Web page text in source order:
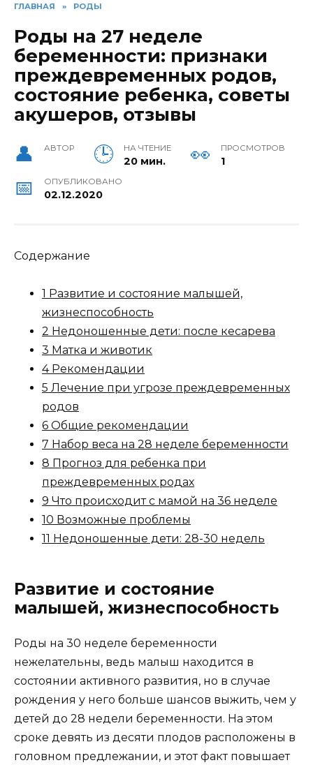
ГЛАВНАЯ » РОДЫ
Роды на 27 неделе
беременности: признаки
преждевременных родов,
состояние ребенка, советы
акушеров, отзывы
АВТОР НА ЧТЕНИЕ
20 мин.
ПРОСМОТРОВ
1
ОПУБЛИКОВАНО
02.12.2020
Содержание
1 Развитие и состояние малышей,
жизнеспособность
2 Недоношенные дети: после кесарева
3 Матка и животик
4 Рекомендации
5 Лечение при угрозе преждевременных
родов
6 Общие рекомендации
7 Набор веса на 28 неделе беременности
8 Прогноз для ребенка при
преждевременных родах
9 Что происходит с мамой на 36 неделе
10 Возможные проблемы
11 Недоношенные дети: 28-30 недель
Развитие и состояние
малышей, жизнеспособность
Роды на 30 неделе беременности
нежелательны, ведь малыш находится в
состоянии активного развития, но в случае
рождения у него больше шансов выжить, чем у
детей до 28 недели беременности. На этом
сроке девять из десяти плодов расположены в
головном предлежании, и этот факт повышает